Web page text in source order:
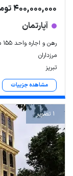
400,000,000 تومان رهن
آپارتمان
مرزداران
تبریز
مشاهده جزییات
1 تصویر